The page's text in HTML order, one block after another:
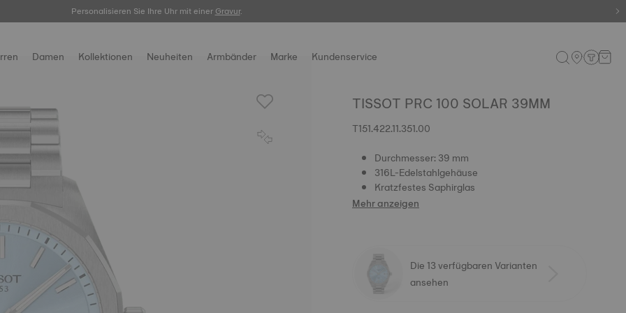
Personalisieren Sie Ihre Uhr mit einerGravur.
Registrieren Sie Ihre Uhrhier.
Damen Kollektionen Neuheiten Armbänder Marke Kundenservice
TISSOT PRC 100 SOLAR 39MM
T151.422.11.351.00
Durchmesser: 39 mm
316L-Edelstahlgehäuse
Kratzfestes Saphirglas
Mehr anzeigen
Die 13 verfügbaren Varianten
ansehen